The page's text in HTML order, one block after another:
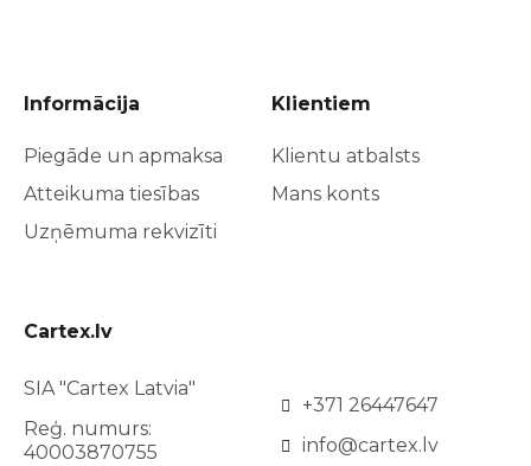
Informācija
Piegāde un apmaksa
Atteikuma tiesības
Uzņēmuma rekvizīti
Klientiem
Klientu atbalsts
Mans konts
Cartex.lv
SIA "Cartex Latvia"
Reģ. numurs:
40003870755
+371 26447647
info@cartex.lv